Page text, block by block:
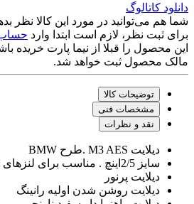
دانلود کاتالوگ
شما هم می‌توانید در مورد این کالا نظر
برای ثبت نظر، لازم است ابتدا وارد
این محصول را قبلا از نیما پارت خریده
مالک محصول ثبت خواهد شد.
توضیحات کالا
مشخصات فنی
نقد و نظرات
دیلایت M3 AES .طرح BMW
سایز 2/5اینچ . مناسب برای لنزهای 2/5اینچ
دیلایت پرنور
دیلایت روشن شدن اولیه رانینگ